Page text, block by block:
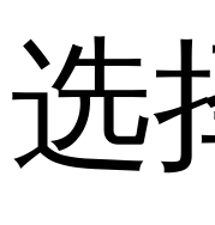
选